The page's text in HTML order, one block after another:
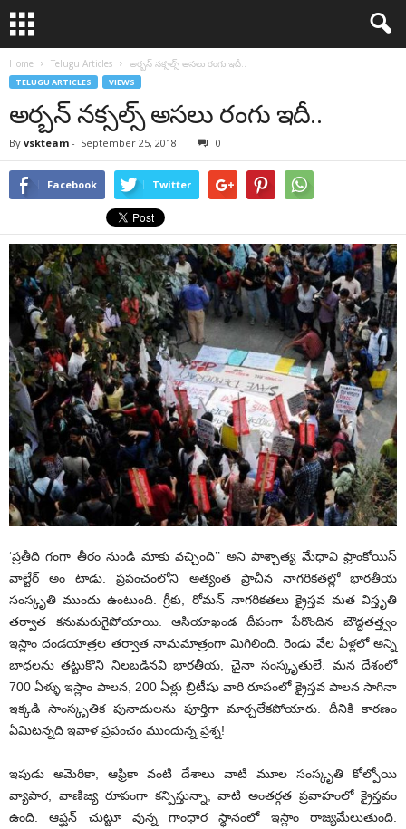
Home Telugu Articles అర్బన్ నక్సల్స్ అసలు రంగు ఇదీ..
TELUGU ARTICLES VIEWS
అర్బన్ నక్సల్స్ అసలు రంగు ఇదీ..
By vskteam - September 25, 2018 0
Facebook Twitter
‘ప్రతీది గంగా తీరం నుండి మాకు వచ్చింది’’ అని పాశ్చాత్య మేధావి ఫ్రాంకోయిస్
వాల్టేర్ అం టాడు. ప్రపంచంలోని అత్యంత ప్రాచీన నాగరికతల్లో భారతీయ
సంస్కృతి ముందు ఉంటుంది. గ్రీకు, రోమన్ నాగరికతలు క్రైస్తవ మత విస్తృతి
తర్వాత కనుమరుగైపోయాయి. ఆసియాఖండ దీపంగా పేరొందిన బౌద్ధతత్త్వం
ఇస్లాం దండయాత్రల తర్వాత నామమాత్రంగా మిగిలింది. రెండు వేల ఏళ్లలో అన్ని
బాధలను తట్టుకొని నిలబడినవి భారతీయ, చైనా సంస్కృతులే. మన దేశంలో
700 ఏళ్ళు ఇస్లాం పాలన, 200 ఏళ్లు బ్రిటీషు వారి రూపంలో క్రైస్తవ పాలన సాగినా
ఇక్కడి సాంస్కృతిక పునాదులను పూర్తిగా మార్చలేకపోయారు. దీనికి కారణం
ఏమిటన్నది ఇవాళ ప్రపంచం ముందున్న ప్రశ్న!
ఇపుడు అమెరికా, ఆఫ్రికా వంటి దేశాలు వాటి మూల సంస్కృతి కోల్పోయి
వ్యాపార, వాణిజ్య రూపంగా కన్పిస్తున్నా, వాటి అంతర్గత ప్రవాహంలో క్రైస్తవం
ఉంది. ఆప్ఘన్ చుట్టూ వున్న గాంధార స్థానంలో ఇస్లాం రాజ్యమేలుతుంది.